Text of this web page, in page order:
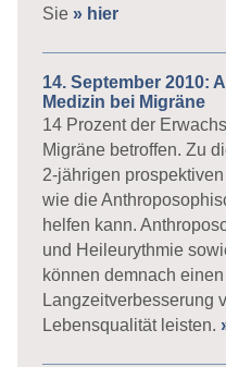
Sie » hier
14. September 2010:
Medizin bei Migräne
14 Prozent der
Migräne betroffen. Zu
2-jährigen
wie die
helfen kann.
und Heileurythmie
können demnach
Langzeitverbesserung
Lebensqualität leisten.